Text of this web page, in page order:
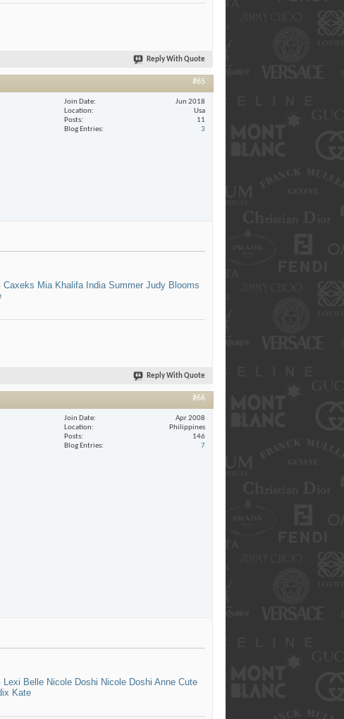
Reply With Quote
#65
Join Date
Jun 2018
Location
Usa
Posts
11
Blog Entries
3
Caxeks Mia Khalifa India Summer Judy Blooms
Reply With Quote
#66
Join Date
Apr 2008
Location
Philippines
Posts
146
Blog Entries
7
Lexi Belle Nicole Doshi Nicole Doshi Anne Сute
Kate